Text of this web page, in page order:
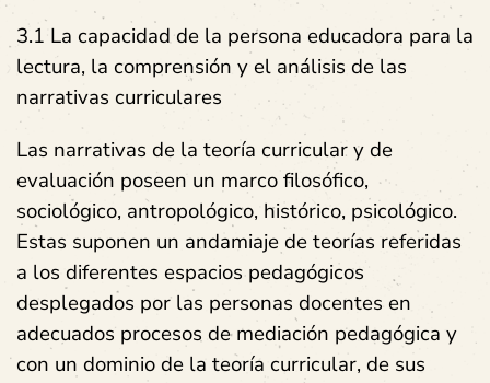
3.1 La capacidad de la persona educadora para la
lectura, la comprensión y el análisis de las
narrativas curriculares
Las narrativas de la teoría curricular y de
evaluación poseen un marco filosófico,
sociológico, antropológico, histórico, psicológico.
Estas suponen un andamiaje de teorías referidas
a los diferentes espacios pedagógicos
desplegados por las personas docentes en
adecuados procesos de mediación pedagógica y
con un dominio de la teoría curricular, de sus